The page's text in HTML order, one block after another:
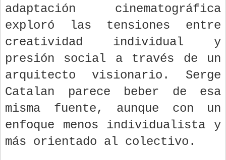
adaptación cinematográfica
exploró las tensiones entre
creatividad individual y
presión social a través de un
arquitecto visionario. Serge
Catalan parece beber de esa
misma fuente, aunque con un
enfoque menos individualista y
más orientado al colectivo.